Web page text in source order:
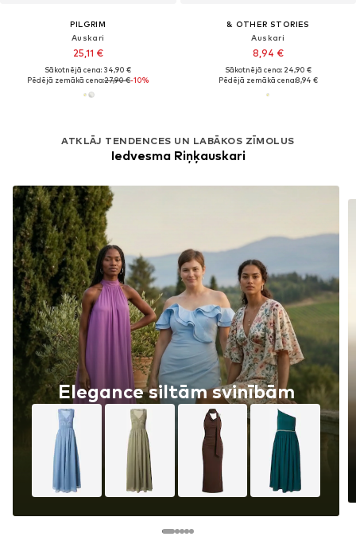
PILGRIM
Auskari
25,11 €
Sākotnējā cena: 34,90 €
Pēdējā zemākā cena:27,90 €-10%
& OTHER STORIES
Auskari
8,94 €
Sākotnējā cena: 24,90 €
Pēdējā zemākā cena:8,94 €
ATKLĀJ TENDENCES UN LABĀKOS ZĪMOLUS
Iedvesma Riņķauskari
Elegance siltām svinībām